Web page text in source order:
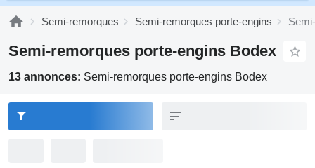
Semi-remorques Semi-remorques porte-engins
Semi-remorques porte-engins Bodex
13 annonces: Semi-remorques porte-engins Bodex